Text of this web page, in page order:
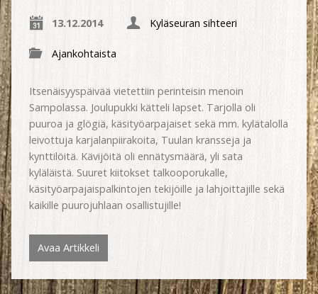
13.12.2014 Kyläseuran sihteeri
Ajankohtaista
Itsenäisyyspäivää vietettiin perinteisin menoin
Sampolassa. Joulupukki kätteli lapset. Tarjolla oli
puuroa ja glögiä, käsityöarpajaiset sekä mm. kylätalolla
leivottuja karjalanpiirakoita, Tuulan kransseja ja
kynttilöitä. Kävijöitä oli ennätysmäärä, yli sata
kyläläistä. Suuret kiitokset talkooporukalle,
käsityöarpajaispalkintojen tekijöille ja lahjoittajille sekä
kaikille puurojuhlaan osallistujille!
Avaa Artikkeli